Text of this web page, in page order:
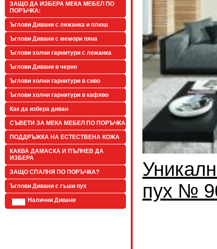
ЗАЩО ДА ИЗБЕРА МЕКА МЕБЕЛ ПО
ПОРЪЧКА:
Ъглови Дивани с лежанка и плюш
Ъглови Дивани с мемори пяна
Ъглови холни гарнитури с лежанка
Ъглови Дивани в черно
Ъглови холни гарнитури в сиво
Ъглови холни гарнитури в кафяво
Как да избера диван
СЪВЕТИ ЗА МЕКА МЕБЕЛ ПО ПОРЪЧКА
ПОДДРЪЖКА НА ЕСТЕСТВЕНА КОЖА
КАКВА ДАМАСКА И ПЪЛНЕВ ДА
ИЗБЕРА
ЗАЩО СПАЛНЯ ПО ПОРЪЧКА?
Ъглови Дивани с гъши пух
Налични Дивани
пух №